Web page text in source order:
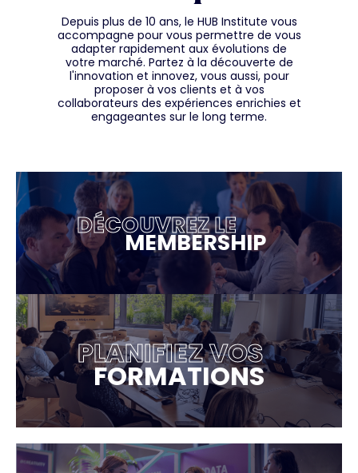
Depuis plus de 10 ans, le HUB Institute vous
accompagne pour vous permettre de vous
adapter rapidement aux évolutions de
votre marché. Partez à la découverte de
l'innovation et innovez, vous aussi, pour
proposer à vos clients et à vos
collaborateurs des expériences enrichies et
engageantes sur le long terme.
DÉCOUVREZ LE
MEMBERSHIP
PLANIFIEZ VOS
FORMATIONS